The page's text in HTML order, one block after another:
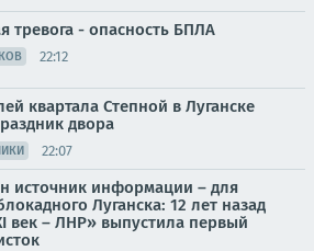
тревога - опасность БПЛА
22:12
квартала Степной в Луганске
двора
22:07
источник информации – для
Луганска: 12 лет назад
век – ЛНР» выпустила первый